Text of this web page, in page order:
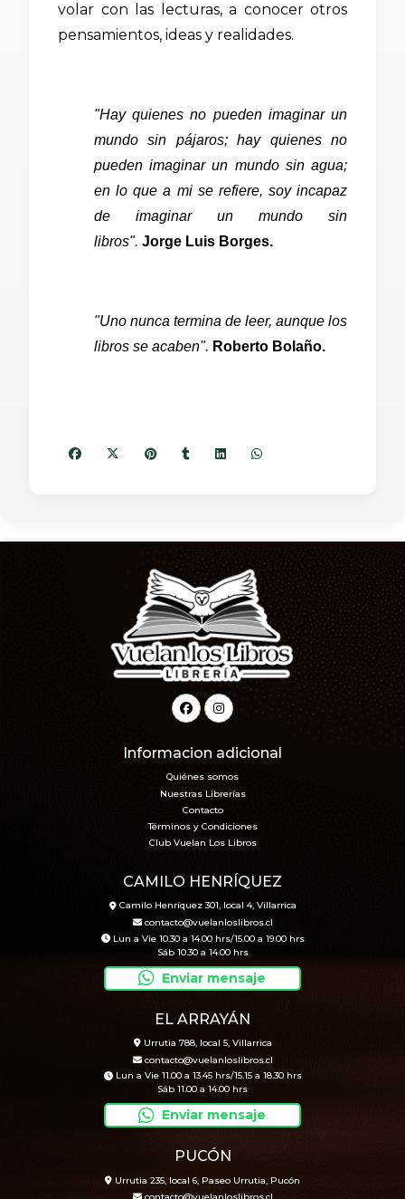
volar con las lecturas, a conocer otros
pensamientos, ideas y realidades.
"Hay quienes no pueden imaginar un
mundo sin pájaros; hay quienes no
pueden imaginar un mundo sin agua;
en lo que a mi se refiere, soy incapaz
de imaginar un mundo sin
libros". Jorge Luis Borges.
"Uno nunca termina de leer, aunque los
libros se acaben". Roberto Bolaño.
Informacion adicional
Quiénes somos
Nuestras Librerías
Contacto
Términos y Condiciones
Club Vuelan Los Libros
CAMILO HENRÍQUEZ
Camilo Henríquez 301, local 4, Villarrica
contacto@vuelanloslibros.cl
Lun a Vie 10.30 a 14.00 hrs/15.00 a 19.00 hrs
Sáb 10.30 a 14.00 hrs
Enviar mensaje
EL ARRAYÁN
Urrutia 788, local 5, Villarrica
contacto@vuelanloslibros.cl
Lun a Vie 11.00 a 13.45 hrs/15.15 a 18.30 hrs
Sáb 11.00 a 14.00 hrs
Enviar mensaje
PUCÓN
Urrutia 235, local 6, Paseo Urrutia, Pucón